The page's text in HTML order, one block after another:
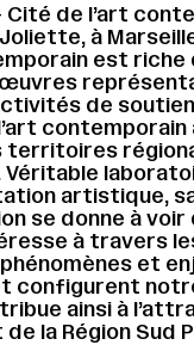
Cité de l’art
à
est riche
œuvres
de
contemporain
territoires
Véritable
artistique,
se donne à voir
à travers
et
configurent
ainsi à
la Région Sud